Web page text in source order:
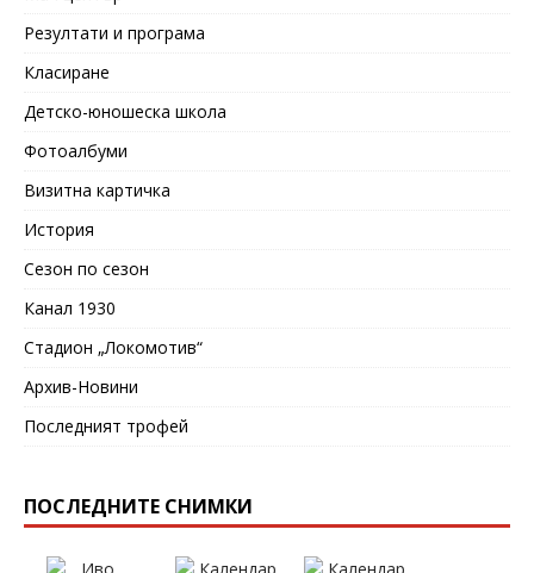
Резултати и програма
Класиране
Детско-юношеска школа
Фотоалбуми
Визитна картичка
История
Сезон по сезон
Канал 1930
Стадион „Локомотив“
Архив-Новини
Последният трофей
ПОСЛЕДНИТЕ СНИМКИ